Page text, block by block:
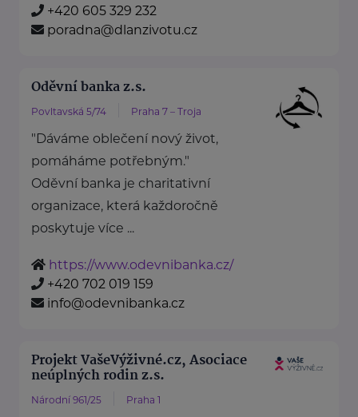
+420 605 329 232
poradna@dlanzivotu.cz
Oděvní banka z.s.
Povltavská 5/74 Praha 7 – Troja
"Dáváme oblečení nový život,
pomáháme potřebným."
Oděvní banka je charitativní
organizace, která každoročně
poskytuje více ...
https://www.odevnibanka.cz/
+420 702 019 159
info@odevnibanka.cz
Projekt VašeVýživné.cz, Asociace
neúplných rodin z.s.
Národní 961/25 Praha 1